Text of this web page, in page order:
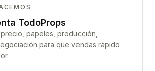
TodoProps
papeles, producción,
para que vendas rápido